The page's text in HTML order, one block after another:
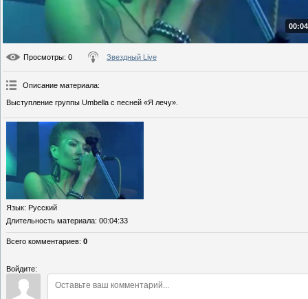
Просмотры: 0 Звездный Live
Описание материала:
Выступление группы Umbella с песней «Я лечу».
Язык: Русский
Длительность материала: 00:04:33
Всего комментариев: 0
Войдите: